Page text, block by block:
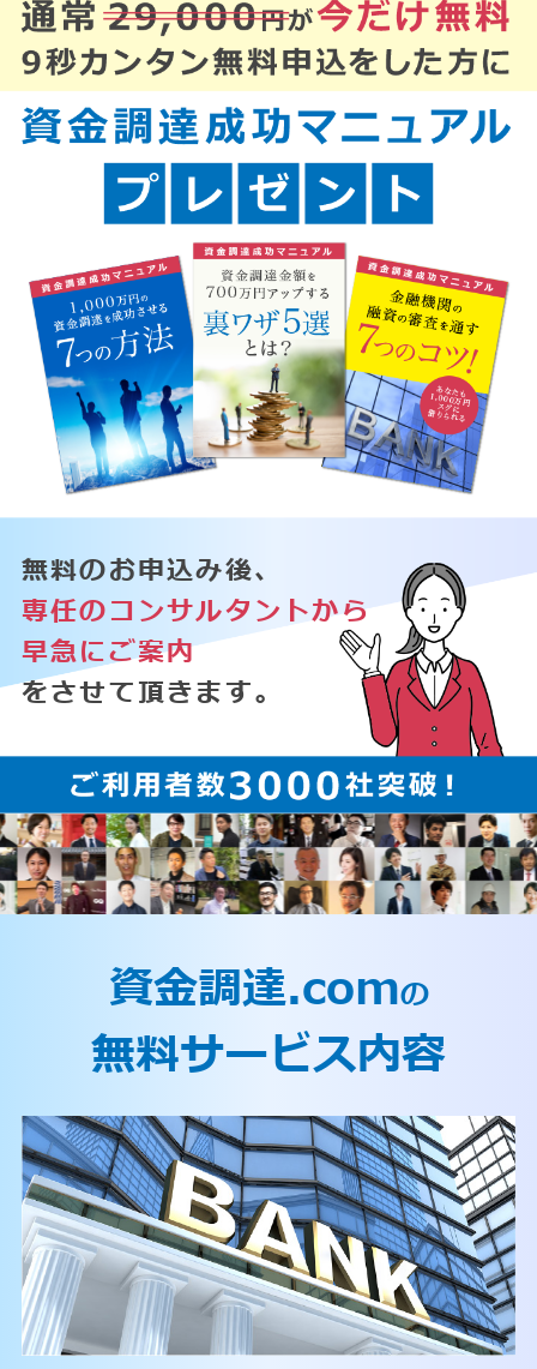
無料のお申込み後、
専任のコンサルタントから
早急にご案内
をさせて頂きます。
資金調達.comの
無料サービス内容